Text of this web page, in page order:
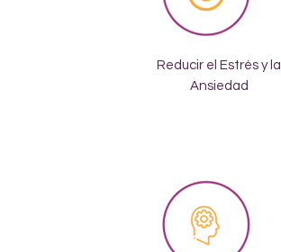
Reducir el Estrés y la
Ansiedad